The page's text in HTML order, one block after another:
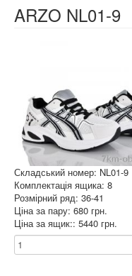
ARZO NL01-9
Складський номер: NL01-9
Комплектація ящика: 8
Розмірний ряд: 36-41
Ціна за пару: 680 грн.
Ціна за ящик:: 5440 грн.